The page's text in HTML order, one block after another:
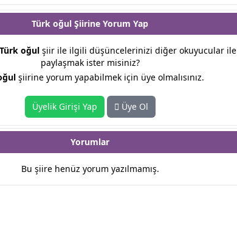
Türk oğul Şiirine Yorum Yap
Türk oğul şiir ile ilgili düşüncelerinizi diğer okuyucular ile
paylaşmak ister misiniz?
şiirine yorum yapabilmek için üye olmalısınız.
Üyelik Girişi Yap Üye Ol
Yorumlar
Bu şiire henüz yorum yazılmamış.